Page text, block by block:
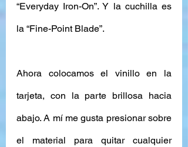
“Everyday Iron-On”. Y la cuchilla es
la “Fine-Point Blade”.
Ahora colocamos el vinillo en la
tarjeta, con la parte brillosa hacia
abajo. A mí me gusta presionar sobre
el material para quitar cualquier